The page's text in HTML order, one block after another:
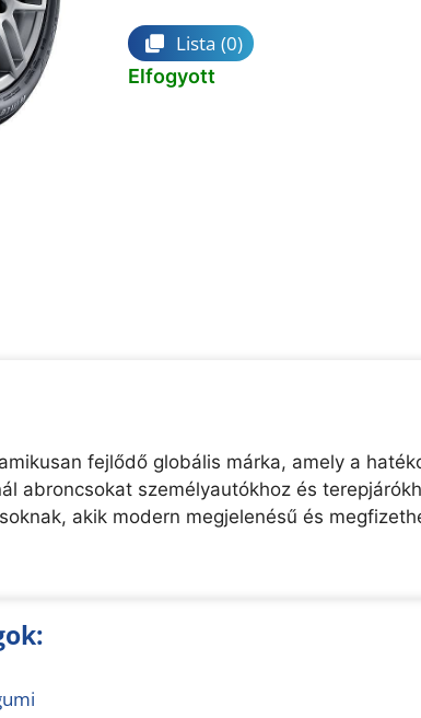
Lista (0)
Elfogyott
fejlődő globális márka, amely a
abroncsokat személyautókhoz és
akik modern megjelenésű és